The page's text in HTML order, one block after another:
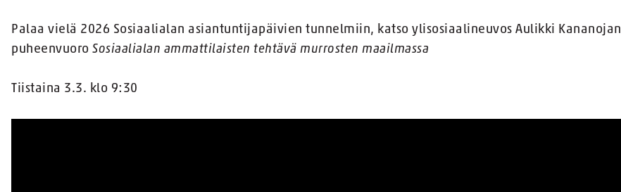
Palaa vielä 2026 Sosiaalialan asiantuntijapäivien tunnelmiin, katso ylisosiaalineuvos Aulikki Kananojan
puheenvuoro Sosiaalialan ammattilaisten tehtävä murrosten maailmassa
Tiistaina 3.3. klo 9:30